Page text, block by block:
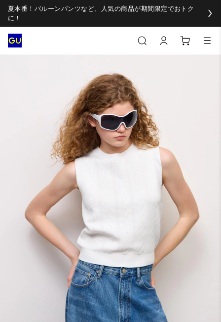
夏本番！バルーンパンツなど、人気の商品が期間限定でおトク
に！